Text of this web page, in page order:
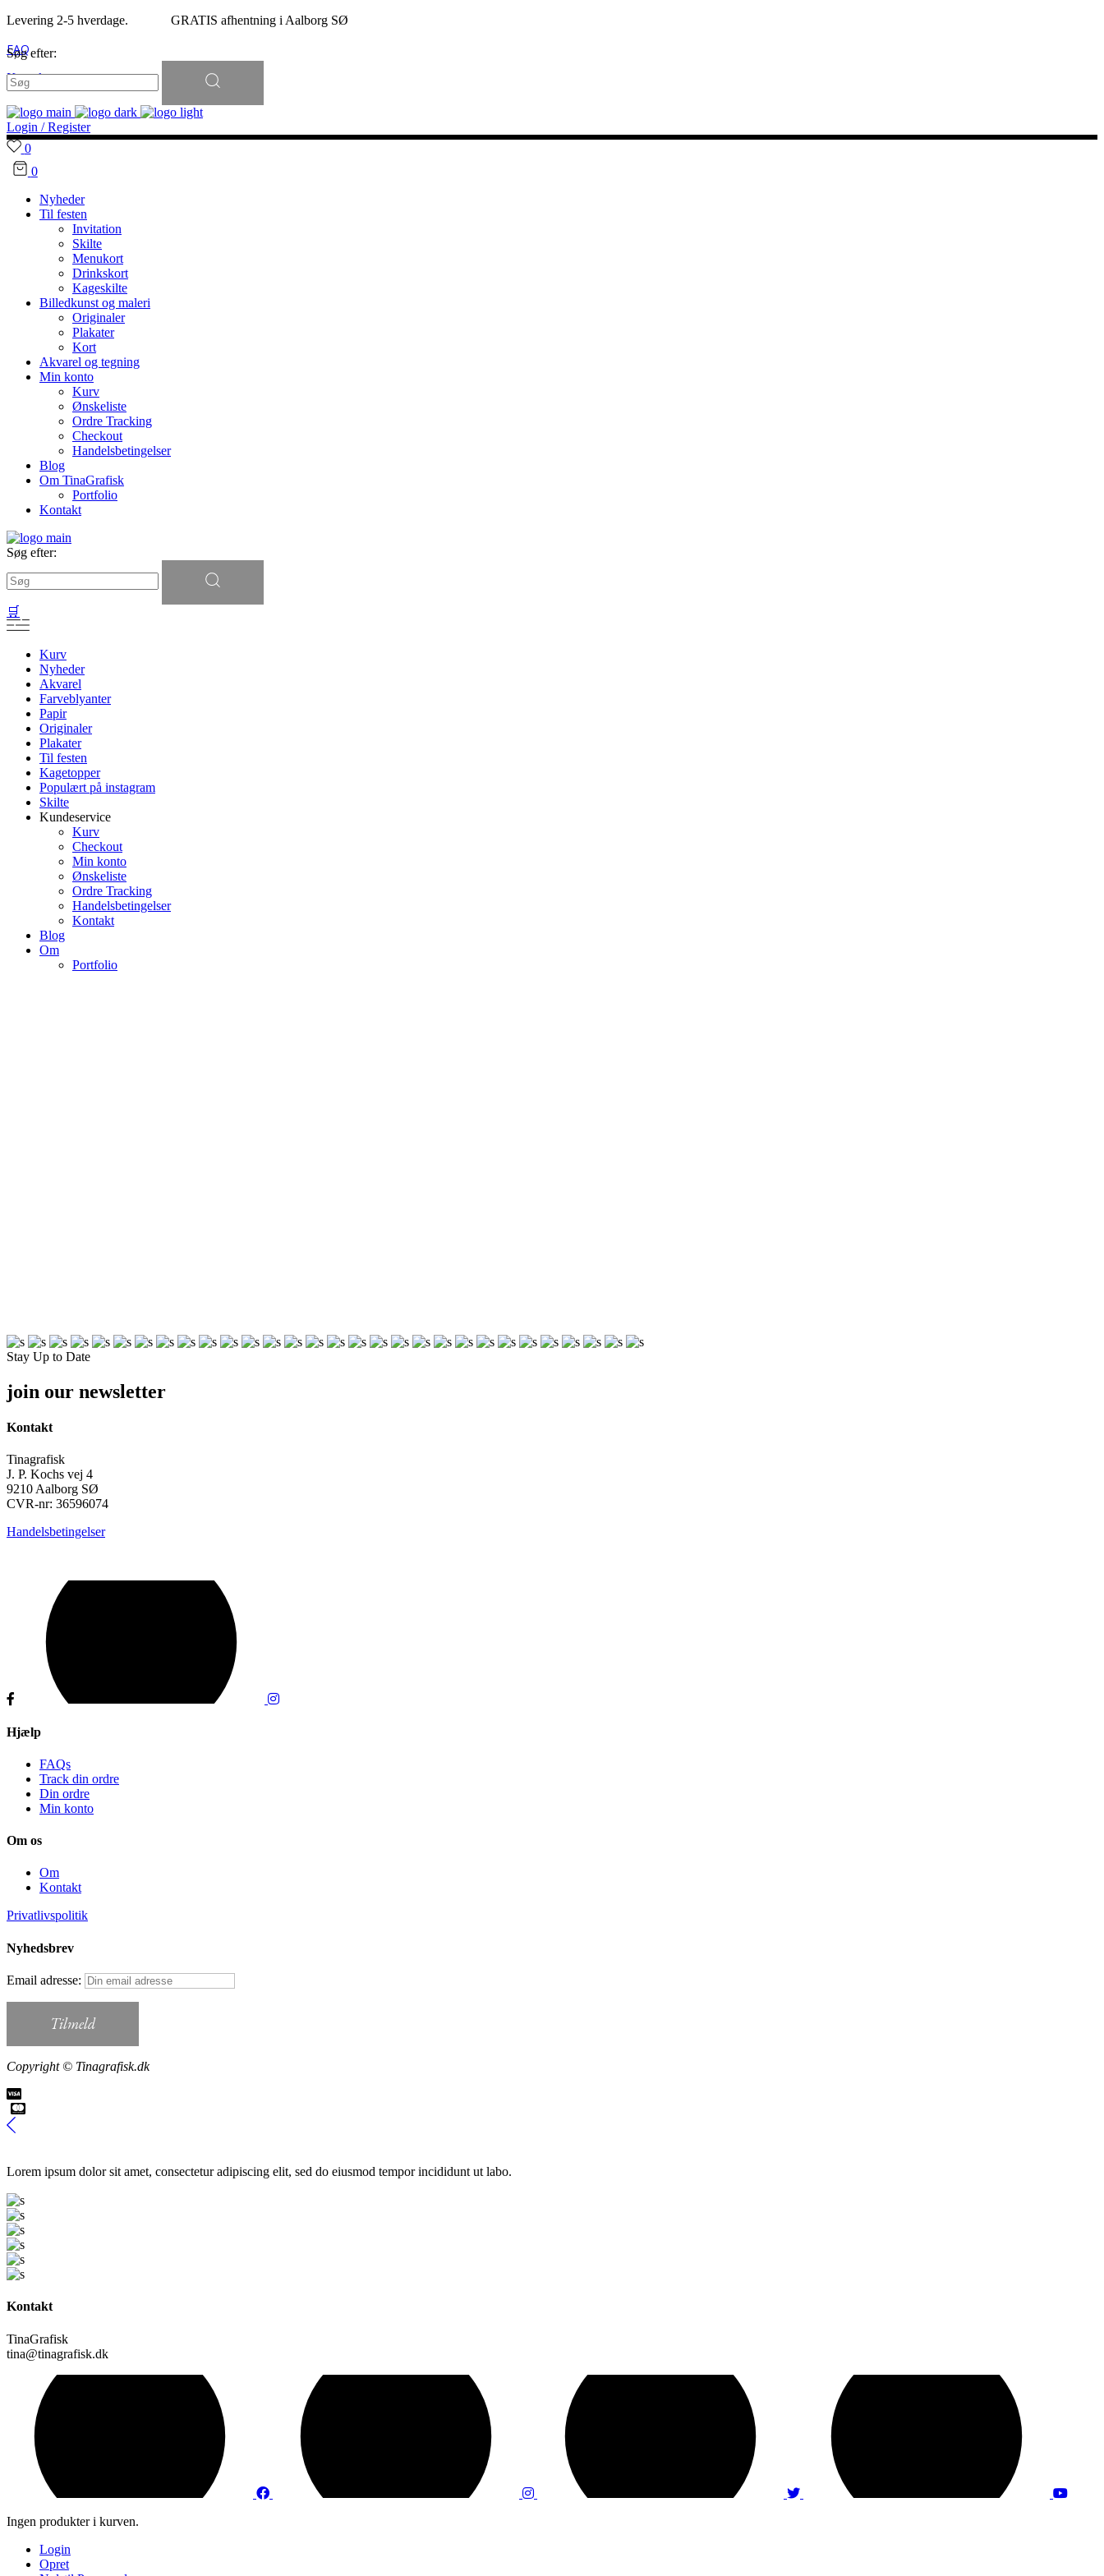
Levering 2-5 hverdage. GRATIS afhentning i Aalborg SØ
FAQ
Kontakt
Søg efter:
Login / Register
0
0
Nyheder
Til festen
Invitation
Skilte
Menukort
Drinkskort
Kageskilte
Billedkunst og maleri
Originaler
Plakater
Kort
Akvarel og tegning
Min konto
Kurv
Ønskeliste
Ordre Tracking
Checkout
Handelsbetingelser
Blog
Om TinaGrafisk
Portfolio
Kontakt
Søg efter:
🛒
Kurv
Nyheder
Akvarel
Farveblyanter
Papir
Originaler
Plakater
Til festen
Kagetopper
Populært på instagram
Skilte
Kundeservice
Kurv
Checkout
Min konto
Ønskeliste
Ordre Tracking
Handelsbetingelser
Kontakt
Blog
Om
Portfolio
Stay Up to Date
join our newsletter
Kontakt
Tinagrafisk
J. P. Kochs vej 4
9210 Aalborg SØ
CVR-nr: 36596074
Handelsbetingelser
Hjælp
FAQs
Track din ordre
Din ordre
Min konto
Om os
Om
Kontakt
Privatlivspolitik
Nyhedsbrev
Email adresse:
Copyright © Tinagrafisk.dk
Lorem ipsum dolor sit amet, consectetur adipiscing elit, sed do eiusmod tempor incididunt ut labo.
Kontakt
TinaGrafisk
tina@tinagrafisk.dk
Ingen produkter i kurven.
Login
Opret